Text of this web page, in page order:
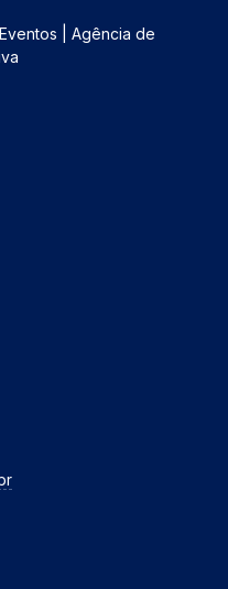
| Agência de